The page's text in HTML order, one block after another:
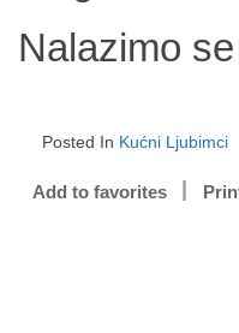
Nalazimo
Posted In Kućni Ljubimci
Add to favorites